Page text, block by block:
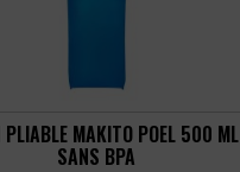
PLIABLE MAKITO POEL 500 ML
SANS BPA